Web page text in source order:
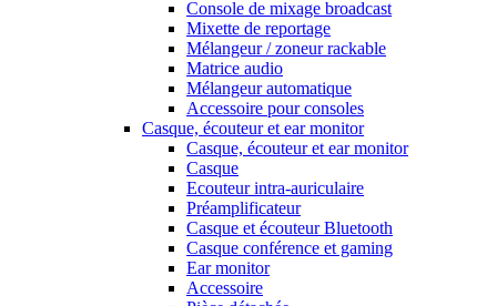
Console de mixage broadcast
Mixette de reportage
Mélangeur / zoneur rackable
Matrice audio
Mélangeur automatique
Accessoire pour consoles
Casque, écouteur et ear monitor
Casque, écouteur et ear monitor
Casque
Ecouteur intra-auriculaire
Préamplificateur
Casque et écouteur Bluetooth
Casque conférence et gaming
Ear monitor
Accessoire